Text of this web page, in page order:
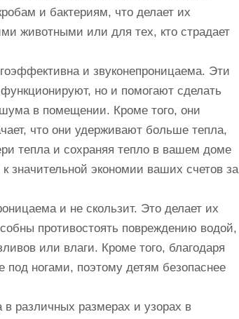
и бактериям, что делает их
животными или для тех, кто страдает
и звуконепроницаема. Эти
но и помогают сделать
в помещении. Кроме того, они
что они удерживают больше тепла,
тепла и сохраняя тепло в вашем доме
значительной экономии ваших счетов за
и не скользит. Это делает их
противостоять повреждению водой,
или влаги. Кроме того, благодаря
под ногами, поэтому детям безопаснее
в различных размерах и узорах в